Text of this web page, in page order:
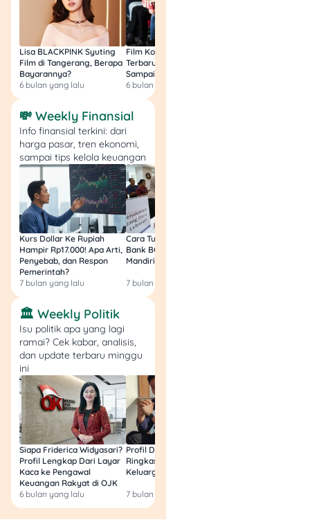
📅 Periode Promo: Hingga
31 Maret 2025
💸 Syarat & Ketentuan:
Min. transaksi Rp500
Berlaku buat Debit
BRI (Britama Bisnis,
Prioritas, Private) &
Kartu Kredit BRI
Platinum
Bisa dipakai di
seluruh Indonesia
(kecuali PIM, Puri
Indah Mall, Lippo
Mall Puri, & PVJ
Bandung)
Berlaku setiap hari
Maret 2025
Promo BNI Valentine
1. Ann’s Bakehouse –
Diskon Hingga 15%
Ann’s Bakehouse (sumber:
Instagram)
Lisa BLACKPINK Syuting
Film di Tangerang, Berapa
Bayarannya?
6 bulan yang lalu
Film Komedi Indonesia
Terbaru 2026, Siap Ngakak
Sampai Sakit Perut!
6 bulan yang lalu
💸 Weekly Finansial
Info finansial terkini: dari
harga pasar, tren ekonomi,
sampai tips kelola keuangan
Kurs Dollar Ke Rupiah
Hampir Rp17.000! Apa Arti,
Penyebab, dan Respon
Pemerintah?
7 bulan yang lalu
Cara Tukar Uang Baru di
Bank BCA (Umum, BNI,
Mandiri, BRI, dan BSI) 2026!
7 bulan yang lalu
🏛️ Weekly Politik
Isu politik apa yang lagi
ramai? Cek kabar, analisis,
dan update terbaru minggu
ini
Siapa Friderica Widyasari?
Profil Lengkap Dari Layar
Kaca ke Pengawal
Keuangan Rakyat di OJK
6 bulan yang lalu
Profil Darma Mangkuluhur:
Ringkas Latar Belakang
Keluarga dan Bisnisnya
7 bulan yang lalu